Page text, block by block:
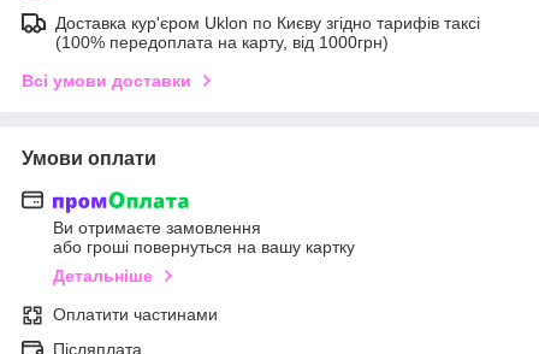
Доставка кур'єром Uklon по Києву згідно тарифів таксі
(100% передоплата на карту, від 1000грн)
Всі умови доставки
Умови оплати
Ви отримаєте замовлення
або гроші повернуться на вашу картку
Детальніше
Оплатити частинами
Післяплата